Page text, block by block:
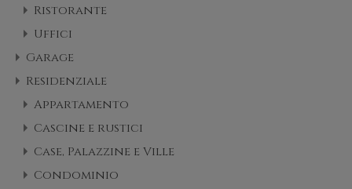
Ristorante
Uffici
Garage
Residenziale
Appartamento
Cascine e rustici
Case, Palazzine e Ville
Condominio